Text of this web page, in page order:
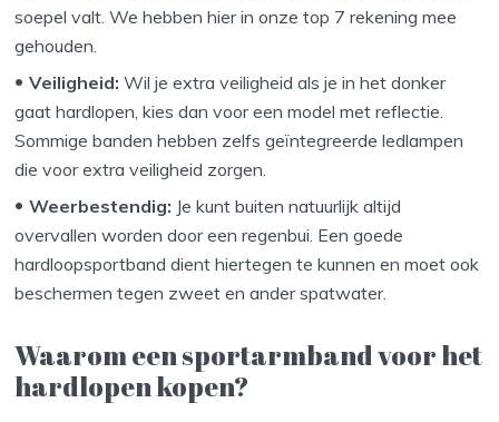
soepel valt. We hebben hier in onze top 7 rekening mee
gehouden.
Veiligheid: Wil je extra veiligheid als je in het donker
gaat hardlopen, kies dan voor een model met reflectie.
Sommige banden hebben zelfs geïntegreerde ledlampen
die voor extra veiligheid zorgen.
Weerbestendig: Je kunt buiten natuurlijk altijd
overvallen worden door een regenbui. Een goede
hardloopsportband dient hiertegen te kunnen en moet ook
beschermen tegen zweet en ander spatwater.
Waarom een sportarmband voor het
hardlopen kopen?